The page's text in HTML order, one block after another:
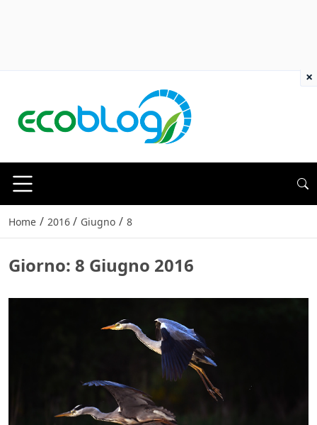
Home / 2016 / Giugno / 8
Giorno: 8 Giugno 2016
×